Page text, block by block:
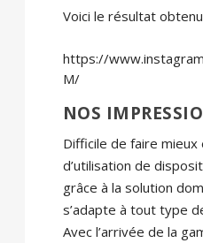
Voici le résultat
https://
M/
NOS
Difficile de faire
d’utilisation de
grâce à la solution
s’adapte à tout type
Avec l’arrivée de la